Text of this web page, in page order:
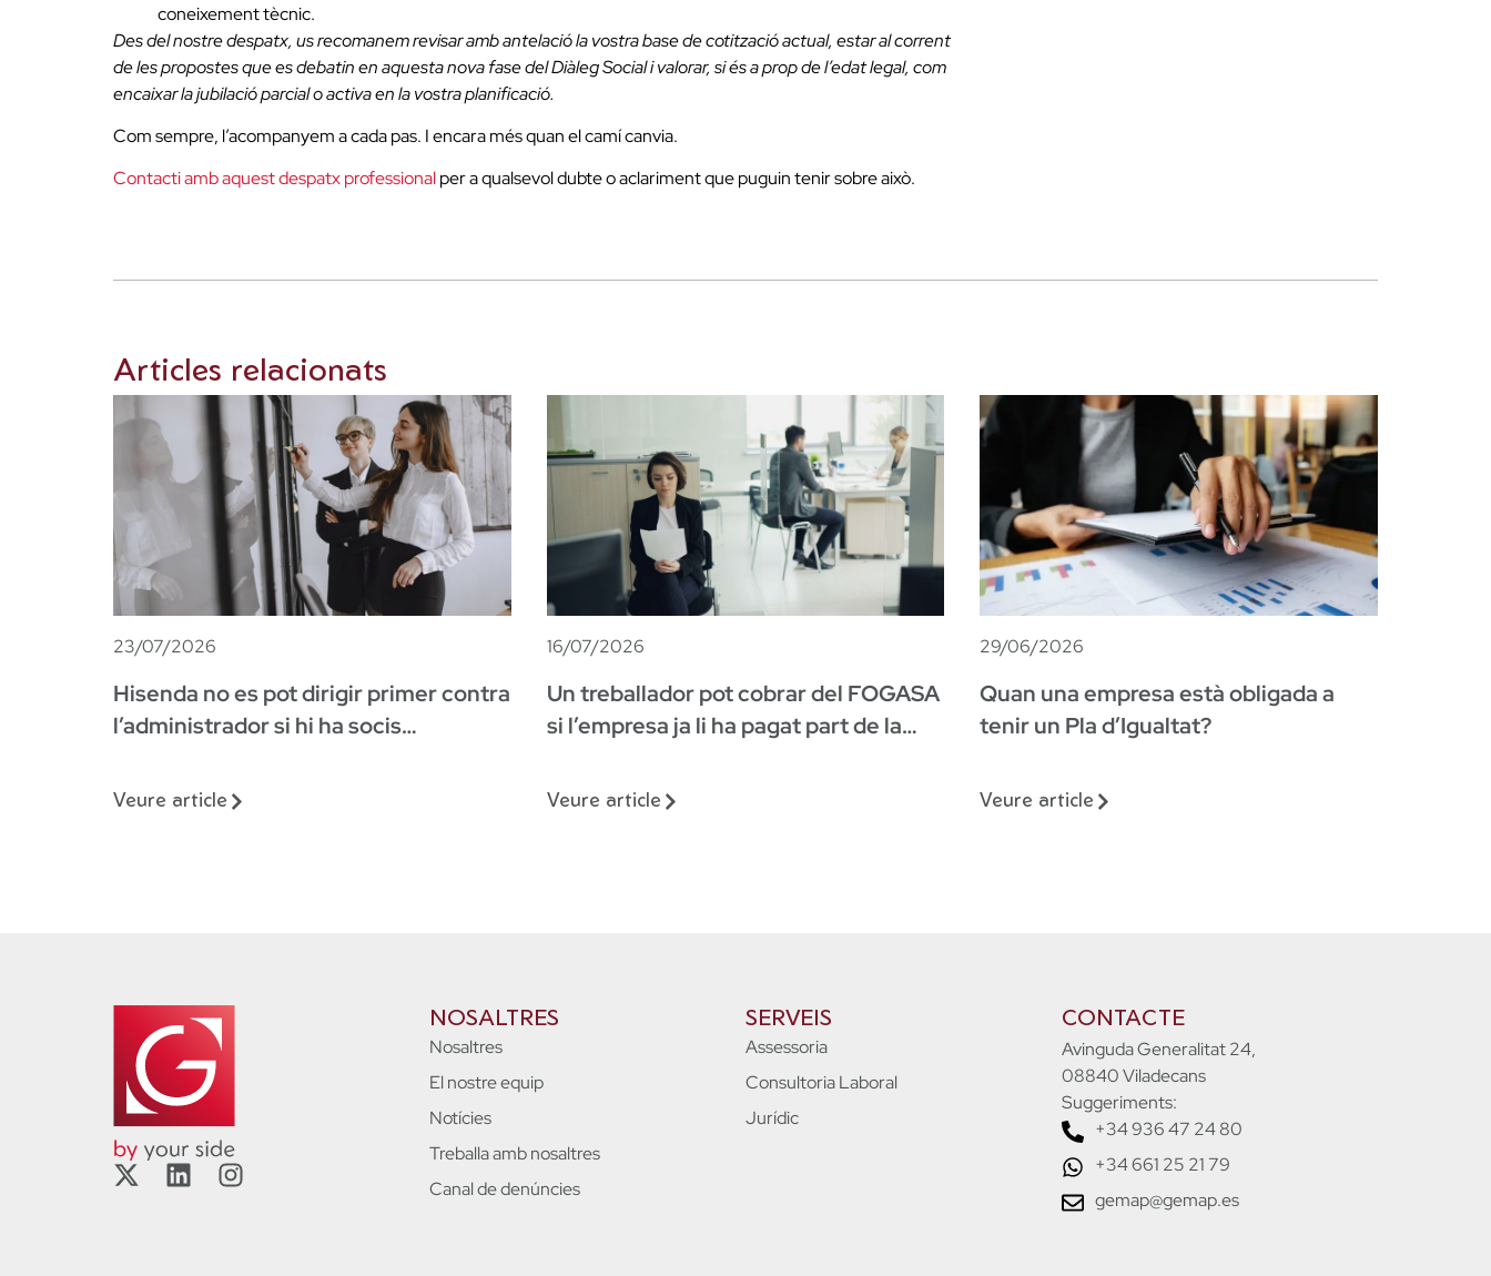
coneixement tècnic.
Des del nostre despatx, us recomanem revisar amb antelació la vostra base de cotització actual, estar al corrent
de les propostes que es debatin en aquesta nova fase del Diàleg Social i valorar, si és a prop de l’edat legal, com
encaixar la jubilació parcial o activa en la vostra planificació.
Com sempre, l’acompanyem a cada pas. I encara més quan el camí canvia.
Contacti amb aquest despatx professionalper a qualsevol dubte o aclariment que puguin tenir sobre això.
Articles relacionats
23/07/2026
Hisenda no es pot dirigir primer contra
l’administrador si hi ha socis
Veure article
16/07/2026
Un treballador pot cobrar del FOGASA
si l’empresa ja li ha pagat part de la
Veure article
29/06/2026
Quan una empresa està obligada a
tenir un Pla d’Igualtat?
Veure article
NOSALTRES
Nosaltres
El nostre equip
Notícies
Treballa amb nosaltres
Canal de denúncies
SERVEIS
Assessoria
Consultoria Laboral
Jurídic
CONTACTE
Avinguda Generalitat 24,
08840 Viladecans
Suggeriments:
+34 936 47 24 80
+34 661 25 21 79
gemap@gemap.es